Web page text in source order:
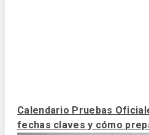
Calendario Pruebas
fechas claves y cómo